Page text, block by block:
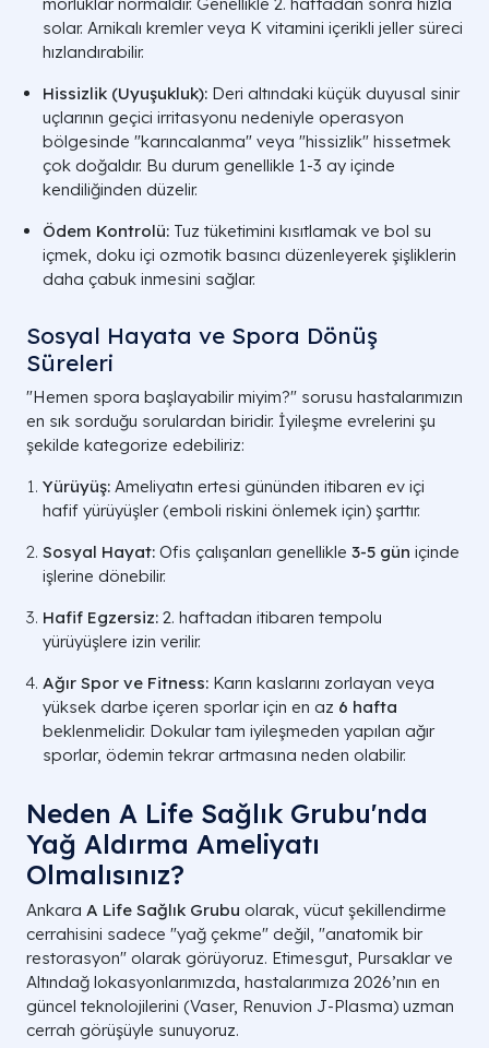
solar. Arnikalı kremler veya K vitamini içerikli jeller süreci
hızlandırabilir.
Hissizlik (Uyuşukluk): Deri altındaki küçük duyusal sinir
uçlarının geçici irritasyonu nedeniyle operasyon
bölgesinde "karıncalanma" veya "hissizlik" hissetmek
çok doğaldır. Bu durum genellikle 1-3 ay içinde
kendiliğinden düzelir.
Ödem Kontrolü: Tuz tüketimini kısıtlamak ve bol su
içmek, doku içi ozmotik basıncı düzenleyerek şişliklerin
daha çabuk inmesini sağlar.
Sosyal Hayata ve Spora Dönüş
Süreleri
"Hemen spora başlayabilir miyim?" sorusu hastalarımızın
en sık sorduğu sorulardan biridir. İyileşme evrelerini şu
şekilde kategorize edebiliriz:
Yürüyüş: Ameliyatın ertesi gününden itibaren ev içi
hafif yürüyüşler (emboli riskini önlemek için) şarttır.
Sosyal Hayat: Ofis çalışanları genellikle 3-5 gün içinde
işlerine dönebilir.
Hafif Egzersiz: 2. haftadan itibaren tempolu
yürüyüşlere izin verilir.
Ağır Spor ve Fitness: Karın kaslarını zorlayan veya
yüksek darbe içeren sporlar için en az 6 hafta
beklenmelidir. Dokular tam iyileşmeden yapılan ağır
sporlar, ödemin tekrar artmasına neden olabilir.
Neden A Life Sağlık Grubu'nda
Yağ Aldırma Ameliyatı
Olmalısınız?
Ankara A Life Sağlık Grubu olarak, vücut şekillendirme
cerrahisini sadece "yağ çekme" değil, "anatomik bir
restorasyon" olarak görüyoruz. Etimesgut, Pursaklar ve
Altındağ lokasyonlarımızda, hastalarımıza 2026’nın en
güncel teknolojilerini (Vaser, Renuvion J-Plasma) uzman
cerrah görüşüyle sunuyoruz.